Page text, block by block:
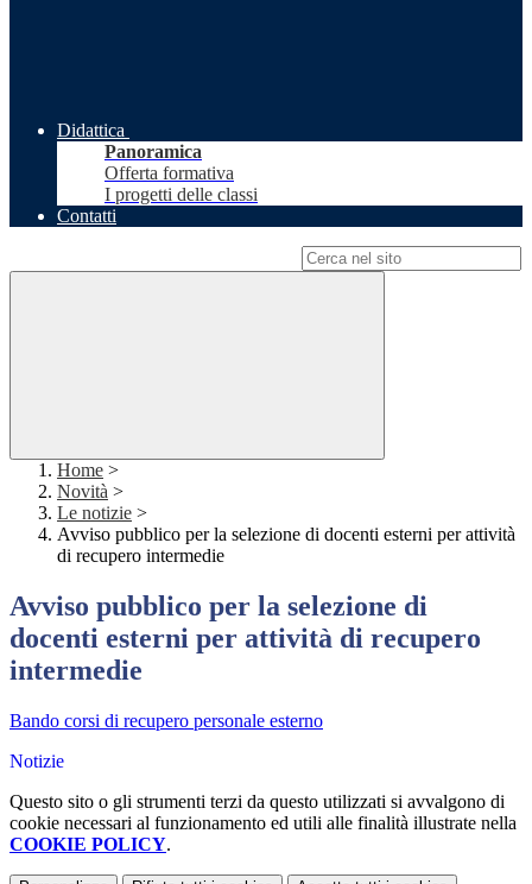
Didattica
Panoramica
Offerta formativa
I progetti delle classi
Contatti
Home >
Novità >
Le notizie >
Avviso pubblico per la selezione di docenti esterni per attività
di recupero intermedie
Avviso pubblico per la selezione di
docenti esterni per attività di recupero
intermedie
Bando corsi di recupero personale esterno
Notizie
Questo sito o gli strumenti terzi da questo utilizzati si avvalgono di
cookie necessari al funzionamento ed utili alle finalità illustrate nella
COOKIE POLICY.